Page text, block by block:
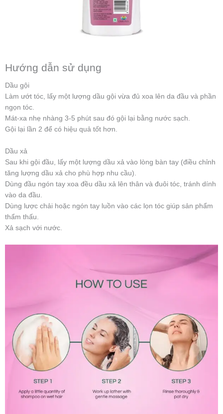
Hướng dẫn sử dụng
Dầu gội
Làm ướt tóc, lấy một lượng dầu gội vừa đủ xoa lên da đầu và phần
ngọn tóc.
Mát-xa nhẹ nhàng 3-5 phút sau đó gội lại bằng nước sạch.
Gội lại lần 2 để có hiệu quả tốt hơn.
Dầu xả
Sau khi gội đầu, lấy một lượng dầu xả vào lòng bàn tay (điều chỉnh
tăng lượng dầu xả cho phù hợp nhu cầu).
Dùng đầu ngón tay xoa đều dầu xả lên thân và đuôi tóc, tránh dính
vào da đầu.
Dùng lược chải hoặc ngón tay luồn vào các lọn tóc giúp sản phẩm
thẩm thấu.
Xả sạch với nước.